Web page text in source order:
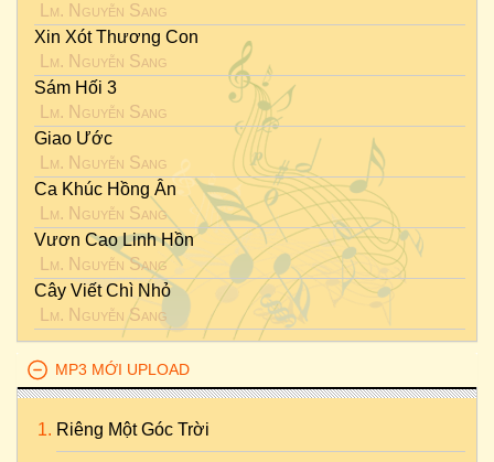
Lm. Nguyễn Sang
Xin Xót Thương Con
Lm. Nguyễn Sang
Sám Hối 3
Lm. Nguyễn Sang
Giao Ước
Lm. Nguyễn Sang
Ca Khúc Hồng Ân
Lm. Nguyễn Sang
Vươn Cao Linh Hồn
Lm. Nguyễn Sang
Cây Viết Chì Nhỏ
Lm. Nguyễn Sang
MP3 MỚI UPLOAD
Riêng Một Góc Trời